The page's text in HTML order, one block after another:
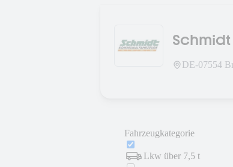
DE-07554
Fahrzeugkategorie
Lkw über 7,5 t